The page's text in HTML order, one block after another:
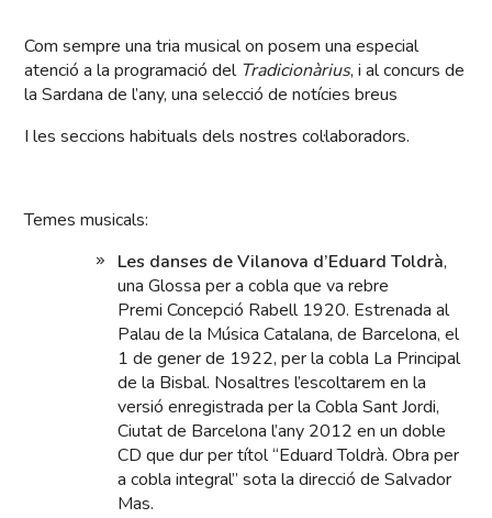
Com sempre una tria musical on posem una especial
atenció a la programació del Tradicionàrius, i al concurs de
la Sardana de l’any, una selecció de notícies breus
I les seccions habituals dels nostres col·laboradors.
Temes musicals:
Les danses de Vilanova d’Eduard Toldrà,
una Glossa per a cobla que va rebre
Premi Concepció Rabell 1920. Estrenada al
Palau de la Música Catalana, de Barcelona, el
1 de gener de 1922, per la cobla La Principal
de la Bisbal. Nosaltres l’escoltarem en la
versió enregistrada per la Cobla Sant Jordi,
Ciutat de Barcelona l’any 2012 en un doble
CD que dur per títol “Eduard Toldrà. Obra per
a cobla integral” sota la direcció de Salvador
Mas.